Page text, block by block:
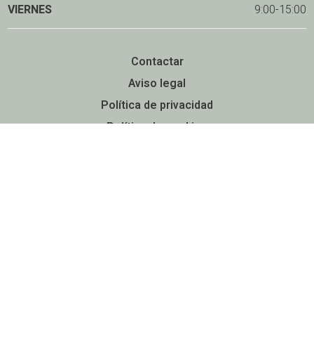
VIERNES 9:00-15:00
Contactar
Aviso legal
Política de privacidad
Política de cookies